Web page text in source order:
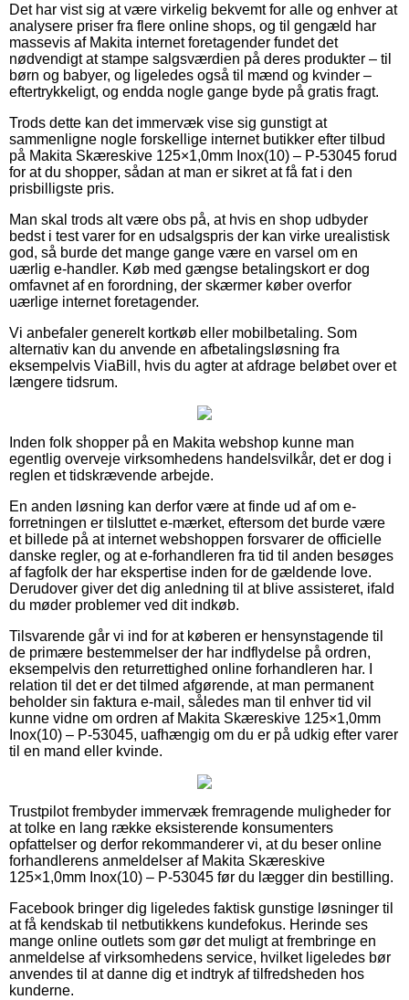
Det har vist sig at være virkelig bekvemt for alle og enhver at
analysere priser fra flere online shops, og til gengæld har
massevis af Makita internet foretagender fundet det
nødvendigt at stampe salgsværdien på deres produkter – til
børn og babyer, og ligeledes også til mænd og kvinder –
eftertrykkeligt, og endda nogle gange byde på gratis fragt.
Trods dette kan det immervæk vise sig gunstigt at
sammenligne nogle forskellige internet butikker efter tilbud
på Makita Skæreskive 125×1,0mm Inox(10) – P-53045 forud
for at du shopper, sådan at man er sikret at få fat i den
prisbilligste pris.
Man skal trods alt være obs på, at hvis en shop udbyder
bedst i test varer for en udsalgspris der kan virke urealistisk
god, så burde det mange gange være en varsel om en
uærlig e-handler. Køb med gængse betalingskort er dog
omfavnet af en forordning, der skærmer køber overfor
uærlige internet foretagender.
Vi anbefaler generelt kortkøb eller mobilbetaling. Som
alternativ kan du anvende en afbetalingsløsning fra
eksempelvis ViaBill, hvis du agter at afdrage beløbet over et
længere tidsrum.
Inden folk shopper på en Makita webshop kunne man
egentlig overveje virksomhedens handelsvilkår, det er dog i
reglen et tidskrævende arbejde.
En anden løsning kan derfor være at finde ud af om e-
forretningen er tilsluttet e-mærket, eftersom det burde være
et billede på at internet webshoppen forsvarer de officielle
danske regler, og at e-forhandleren fra tid til anden besøges
af fagfolk der har ekspertise inden for de gældende love.
Derudover giver det dig anledning til at blive assisteret, ifald
du møder problemer ved dit indkøb.
Tilsvarende går vi ind for at køberen er hensynstagende til
de primære bestemmelser der har indflydelse på ordren,
eksempelvis den returrettighed online forhandleren har. I
relation til det er det tilmed afgørende, at man permanent
beholder sin faktura e-mail, således man til enhver tid vil
kunne vidne om ordren af Makita Skæreskive 125×1,0mm
Inox(10) – P-53045, uafhængig om du er på udkig efter varer
til en mand eller kvinde.
Trustpilot frembyder immervæk fremragende muligheder for
at tolke en lang række eksisterende konsumenters
opfattelser og derfor rekommanderer vi, at du beser online
forhandlerens anmeldelser af Makita Skæreskive
125×1,0mm Inox(10) – P-53045 før du lægger din bestilling.
Facebook bringer dig ligeledes faktisk gunstige løsninger til
at få kendskab til netbutikkens kundefokus. Herinde ses
mange online outlets som gør det muligt at frembringe en
anmeldelse af virksomhedens service, hvilket ligeledes bør
anvendes til at danne dig et indtryk af tilfredsheden hos
kunderne.